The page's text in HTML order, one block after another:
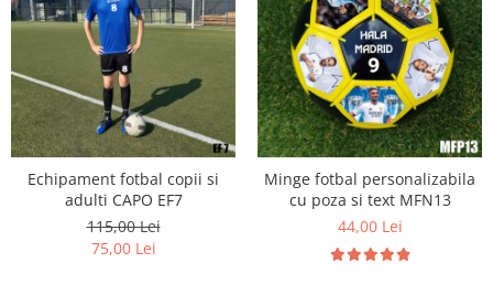
Echipament fotbal copii si
adulti CAPO EF7
115,00 Lei
75,00 Lei
Minge fotbal personalizabila
cu poza si text MFN13
44,00 Lei